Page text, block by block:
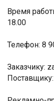
Время
18.00
Телефон: 8
Заказчику:
Поставщику: